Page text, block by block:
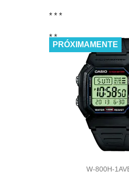
* * *
W-800H-
* *
PRÓXIMAMENTE